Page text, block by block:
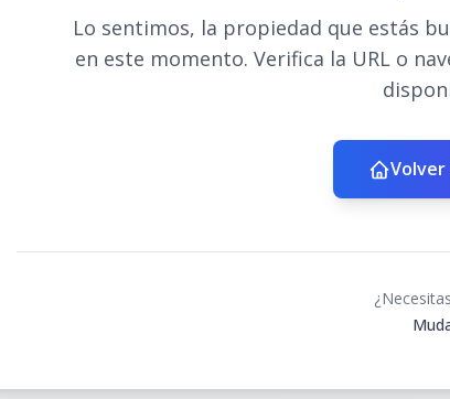
Lo sentimos, la propiedad que estás
en este momento. Verifica la URL o
Volver